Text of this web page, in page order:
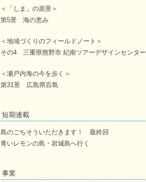
＜「しま」の原景＞
第5景 海の恵み
＜地域づくりのフィールドノート＞
その4 三重県熊野市 紀南ツアーデザインセンター
＜瀬戸内海の今を歩く＞
第31景 広島県百島
短期連載
島のごちそういただきます！ 最終回
青いレモンの島・岩城島へ行く
事業